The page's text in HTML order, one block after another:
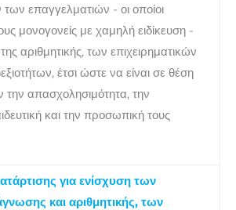
επαγγελματιών - οι οποίοι
μονογονείς με χαμηλή ειδίκευση -
αριθμητικής, των επιχειρηματικών
έτσι ώστε να είναι σε θέση
απασχολησιμότητα, την
και την προσωπική τους
για ενίσχυση των
και αριθμητικής, των